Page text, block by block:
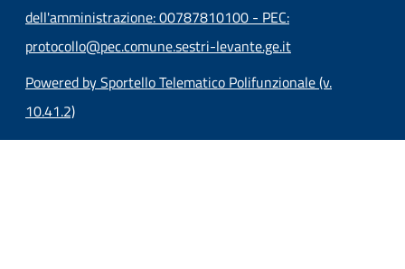
dell'amministrazione: 00787810100 - PEC:
protocollo@pec.comune.sestri-levante.ge.it
Powered by Sportello Telematico Polifunzionale (v.
10.41.2)